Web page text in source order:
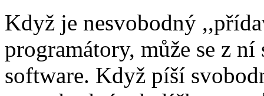
Když je nesvobodný
programátory, může se z
software. Když píší